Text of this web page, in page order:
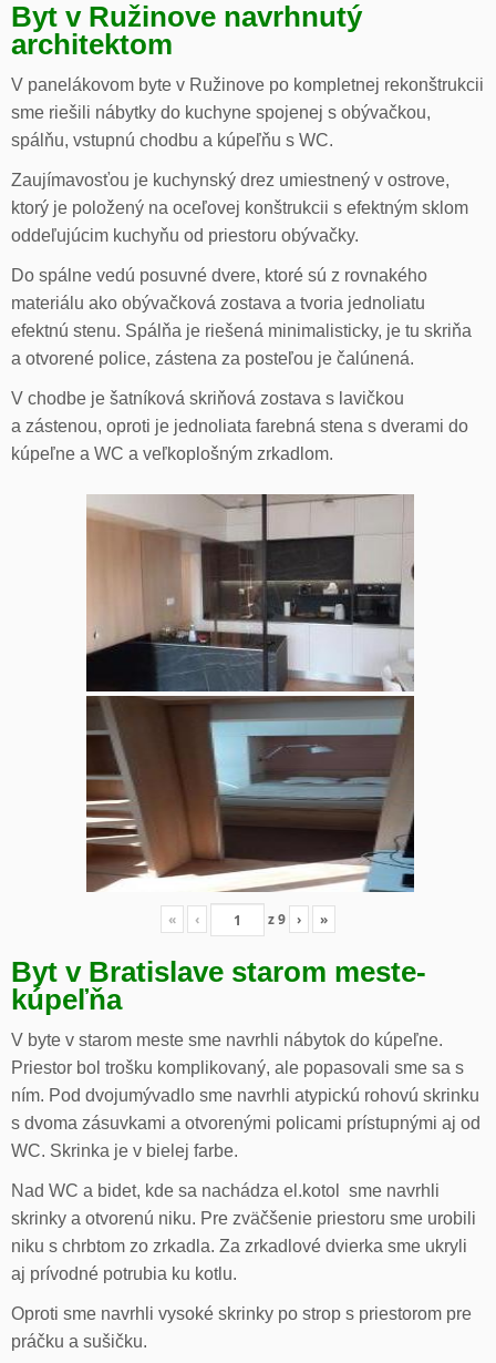
Byt v Ružinove navrhnutý
architektom
V panelákovom byte v Ružinove po kompletnej rekonštrukcii
sme riešili nábytky do kuchyne spojenej s obývačkou,
spálňu, vstupnú chodbu a kúpeľňu s WC.
Zaujímavosťou je kuchynský drez umiestnený v ostrove,
ktorý je položený na oceľovej konštrukcii s efektným sklom
oddeľujúcim kuchyňu od priestoru obývačky.
Do spálne vedú posuvné dvere, ktoré sú z rovnakého
materiálu ako obývačková zostava a tvoria jednoliatu
efektnú stenu. Spálňa je riešená minimalisticky, je tu skriňa
a otvorené police, zástena za posteľou je čalúnená.
V chodbe je šatníková skriňová zostava s lavičkou
a zástenou, oproti je jednoliata farebná stena s dverami do
kúpeľne a WC a veľkoplošným zrkadlom.
« ‹ z9 › »
Byt v Bratislave starom meste-
kúpeľňa
V byte v starom meste sme navrhli nábytok do kúpeľne.
Priestor bol trošku komplikovaný, ale popasovali sme sa s
ním. Pod dvojumývadlo sme navrhli atypickú rohovú skrinku
s dvoma zásuvkami a otvorenými policami prístupnými aj od
WC. Skrinka je v bielej farbe.
Nad WC a bidet, kde sa nachádza el.kotol sme navrhli
skrinky a otvorenú niku. Pre zväčšenie priestoru sme urobili
niku s chrbtom zo zrkadla. Za zrkadlové dvierka sme ukryli
aj prívodné potrubia ku kotlu.
Oproti sme navrhli vysoké skrinky po strop s priestorom pre
práčku a sušičku.